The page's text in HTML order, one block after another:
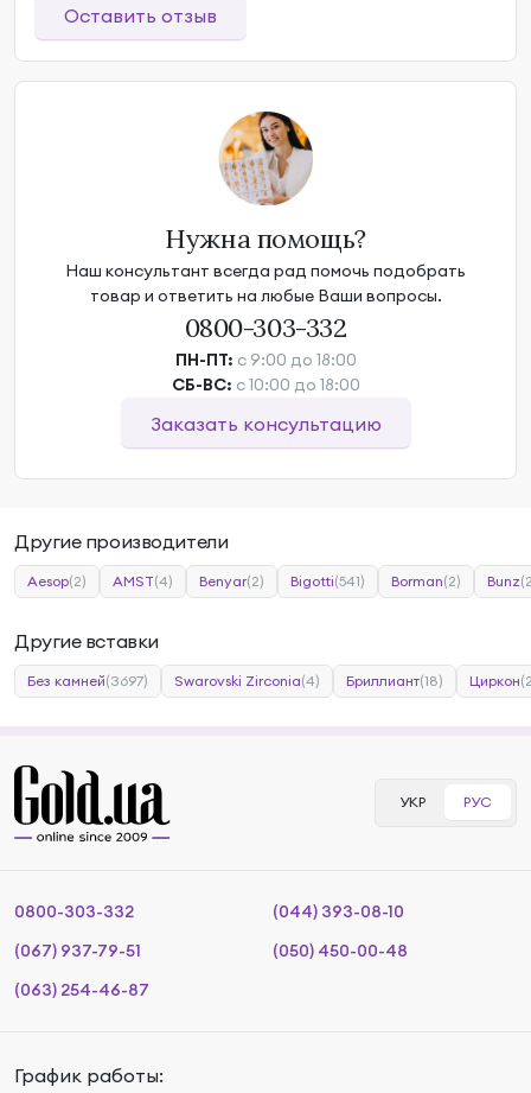
Оставить отзыв
Нужна помощь?
Наш консультант всегда рад помочь подобрать
товар и ответить на любые Ваши вопросы.
0800-303-332
ПН-ПТ: с 9:00 до 18:00
СБ-ВС: с 10:00 до 18:00
Заказать консультацию
Другие производители
Aesop(2) AMST(4) Benyar(2) Bigotti(541) Borman(2) Bunz
Другие вставки
Без камней(3697) Swarovski Zirconia(4) Бриллиант(18) Циркон
УКР РУС
0800-303-332
(044) 393-08-10
(067) 937-79-51
(050) 450-00-48
(063) 254-46-87
График работы: